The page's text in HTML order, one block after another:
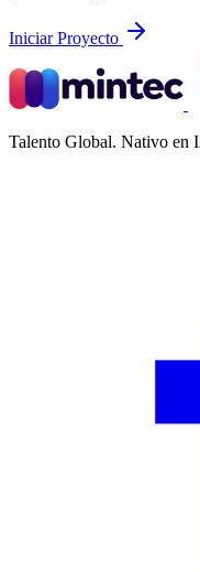
Iniciar Proyecto
Talento Global. Nativo en